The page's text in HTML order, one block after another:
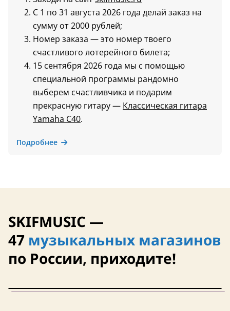
С 1 по 31 августа 2026 года делай заказ на
сумму от 2000 рублей;
Номер заказа — это номер твоего
счастливого лотерейного билета;
15 сентября 2026 года мы с помощью
специальной программы рандомно
выберем счастливчика и подарим
прекрасную гитару — Классическая гитара
Yamaha C40.
Подробнее
SKIFMUSIC —
47 музыкальных магазинов
по России, приходите!